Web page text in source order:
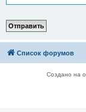
Список форумов
Создано на